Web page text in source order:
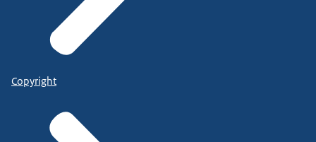
Copyright